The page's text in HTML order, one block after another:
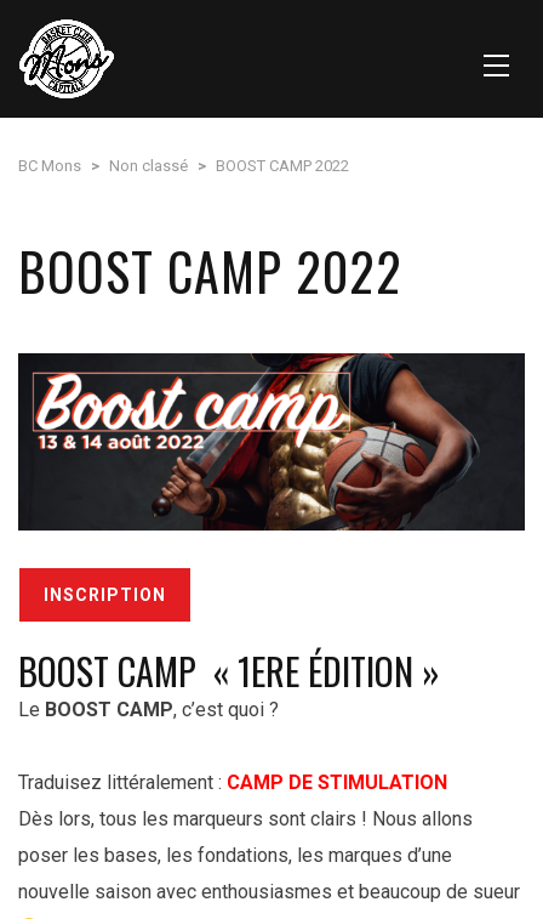
BC Mons > Non classé > BOOST CAMP 2022
BOOST CAMP 2022
INSCRIPTION
BOOST CAMP « 1ERE ÉDITION »
Le BOOST CAMP, c’est quoi ?
Traduisez littéralement : CAMP DE STIMULATION
Dès lors, tous les marqueurs sont clairs ! Nous allons
poser les bases, les fondations, les marques d’une
nouvelle saison avec enthousiasmes et beaucoup de sueur